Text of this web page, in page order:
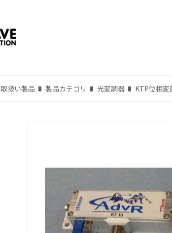
取扱い製品 製品カテゴリ 光変調器 KTP位相変